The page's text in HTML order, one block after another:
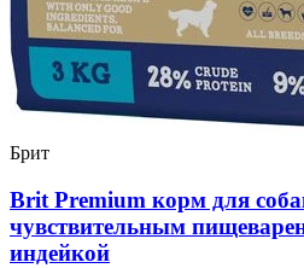
Брит
Brit Premium корм для
чувствительным
индейкой